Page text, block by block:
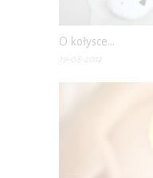
O kołysce…
19-08-2012